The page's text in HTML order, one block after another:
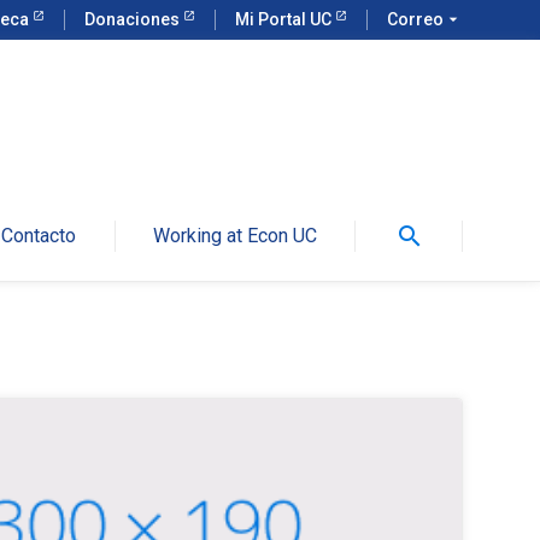
Donaciones Mi Portal UC Correo arrow_drop_down
Contacto Working at Econ UC search